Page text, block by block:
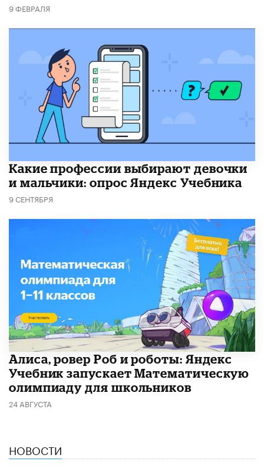
9 ФЕВРАЛЯ
Какие профессии выбирают девочки
и мальчики: опрос Яндекс Учебника
9 СЕНТЯБРЯ
Алиса, ровер Роб и роботы: Яндекс
Учебник запускает Математическую
олимпиаду для школьников
24 АВГУСТА
НОВОСТИ